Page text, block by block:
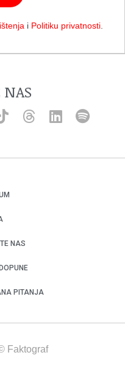
i Politiku privatnosti.
NAS
NAS
PITANJA
Faktograf